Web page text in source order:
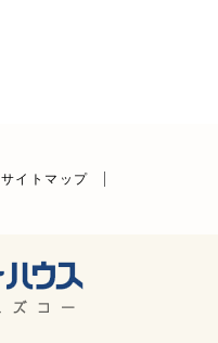
サイトマップ